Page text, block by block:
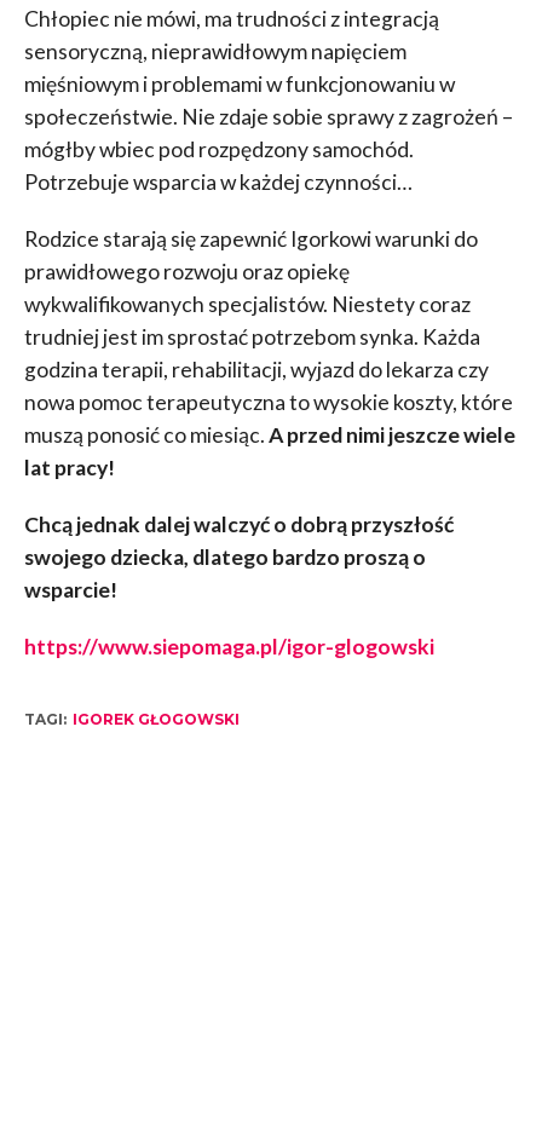
Chłopiec nie mówi, ma trudności z integracją
sensoryczną, nieprawidłowym napięciem
mięśniowym i problemami w funkcjonowaniu w
społeczeństwie. Nie zdaje sobie sprawy z zagrożeń –
mógłby wbiec pod rozpędzony samochód.
Potrzebuje wsparcia w każdej czynności…
Rodzice starają się zapewnić Igorkowi warunki do
prawidłowego rozwoju oraz opiekę
wykwalifikowanych specjalistów. Niestety coraz
trudniej jest im sprostać potrzebom synka. Każda
godzina terapii, rehabilitacji, wyjazd do lekarza czy
nowa pomoc terapeutyczna to wysokie koszty, które
muszą ponosić co miesiąc.A przed nimi jeszcze wiele
lat pracy!
Chcą jednak dalej walczyć o dobrą przyszłość
swojego dziecka, dlatego bardzo proszą o
wsparcie!
https://www.siepomaga.pl/igor-glogowski
TAGI: IGOREK GŁOGOWSKI